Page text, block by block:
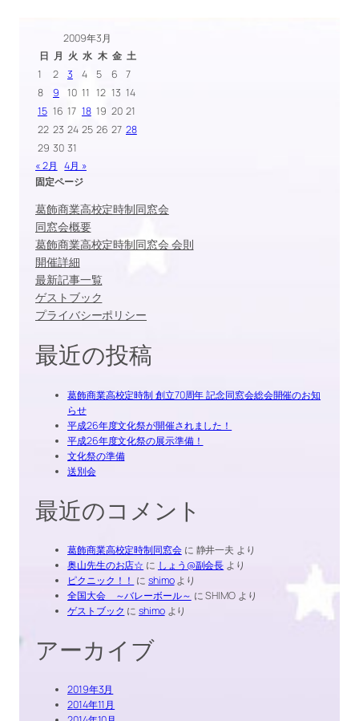
2009年3月
日 月 火 水 木 金 土
1
2 3 4 5 6
7
8
9 10 11 12 13 14
15 16 17 18 19 20 21
22 23 24 25 26 27 28
29 30 31
« 2月
4月 »
固定ページ
葛飾商業高校定時制同窓会
同窓会概要
葛飾商業高校定時制同窓会 会則
開催詳細
最新記事一覧
ゲストブック
プライバシーポリシー
最近の投稿
葛飾商業高校定時制 創立70周年 記念同窓会総会開催のお知
らせ
平成26年度文化祭が開催されました！
平成26年度文化祭の展示準備！
文化祭の準備
送別会
最近のコメント
葛飾商業高校定時制同窓会に 静井一夫 より
奥山先生のお店☆ に しょう@副会長 より
ピクニック！！ にshimoより
全国大会 ～バレーボール～ にSHIMOより
ゲストブック にshimoより
アーカイブ
2019年3月
2014年11月